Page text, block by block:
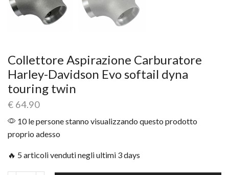
Collettore Aspirazione Carburatore
Harley-Davidson Evo softail dyna
touring twin
€ 64.90
10 le persone stanno visualizzando questo prodotto
proprio adesso
🔥 5 articoli venduti negli ultimi 3 days